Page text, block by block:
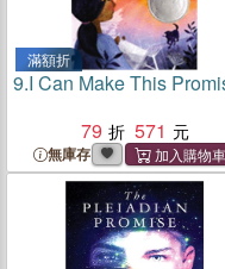
滿額折
9.I Can Make This
79
571
無庫存